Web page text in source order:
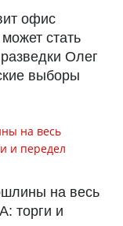
офис
стать
Олег
выборы
на весь
торги и